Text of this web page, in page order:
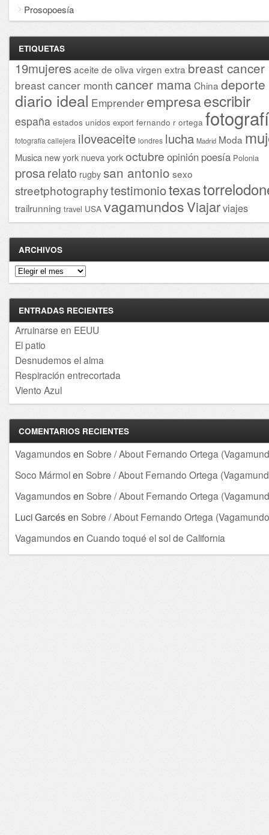
Prosopoesía
ETIQUETAS
19mujeresaceite de oliva virgen extra breast cancer
breast cancer month cancer mama China deporte
diario ideal Emprender empresaescribir
españa estados unidos export fernando r ortega
fotografía callejera iloveaceite londres lucha Madrid Moda
Musica new york nueva yorkoctubre opinión poesía Polonia
prosarelato rugby san antonio sexo
streetphotographytestimoniotexas
trailrunning travel USA vagamundosViajarviajes
ARCHIVOS
Archivos
ENTRADAS RECIENTES
Arruinarse en EEUU
El patio
Desnudemos el alma
Respiración entrecortada
Viento Azul
COMENTARIOS RECIENTES
Vagamundos en Sobre / About Fernando Ortega
Soco Mármolen Sobre / About Fernando Ortega
Vagamundos en Sobre / About Fernando Ortega
Luci Garcés en Sobre / About Fernando Ortega
Vagamundos en Cuando toqué el sol de California